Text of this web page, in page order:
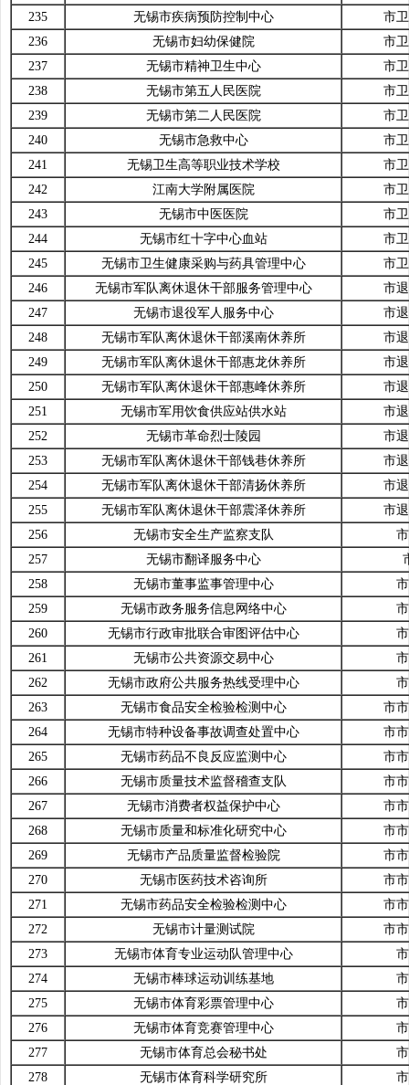
235 无锡市疾病预防控制中心
市
236
无锡市妇幼保健院
市
237
无锡市精神卫生中心
市
238
无锡市第五人民医院
市
239
无锡市第二人民医院
市
240
无锡市急救中心
市
241
无锡卫生高等职业技术学校
市
242
江南大学附属医院
市
243
无锡市中医医院
市
244
无锡市红十字中心血站
市
245
无锡市卫生健康采购与药具管理中心
市
246
无锡市军队离休退休干部服务管理中心
市
247
无锡市退役军人服务中心
市
248
无锡市军队离休退休干部溪南休养所
市
249
无锡市军队离休退休干部惠龙休养所
市
250
无锡市军队离休退休干部惠峰休养所
市
251
无锡市军用饮食供应站供水站
市
252
无锡市革命烈士陵园
市
253
无锡市军队离休退休干部钱巷休养所
市
254
无锡市军队离休退休干部清扬休养所
市
255
无锡市军队离休退休干部震泽休养所
市
256
无锡市安全生产监察支队
257
无锡市翻译服务中心
258
无锡市董事监事管理中心
259
无锡市政务服务信息网络中心
260
无锡市行政审批联合审图评估中心
261
无锡市公共资源交易中心
262
无锡市政府公共服务热线受理中心
263
无锡市食品安全检验检测中心
市
264
无锡市特种设备事故调查处置中心
市
265
无锡市药品不良反应监测中心
市
266
无锡市质量技术监督稽查支队
市
267
无锡市消费者权益保护中心
市
268
无锡市质量和标准化研究中心
市
269
无锡市产品质量监督检验院
市
270
无锡市医药技术咨询所
市
271
无锡市药品安全检验检测中心
市
272
无锡市计量测试院
市
273
无锡市体育专业运动队管理中心
274
无锡市棒球运动训练基地
275
无锡市体育彩票管理中心
276
无锡市体育竞赛管理中心
277
无锡市体育总会秘书处
278
无锡市体育科学研究所